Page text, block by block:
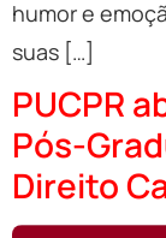
humor e
suas […]
PUCPR
Pós-
Direito